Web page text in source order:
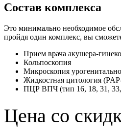
Состав комплекса
Это минимально необходимое
пройдя один комплекс, вы
Прием врача акушера-
Кольпоскопия
Микроскопия
Жидкостная цитология
ПЦР ВПЧ (тип 16, 18, 31, 33,
Цена со